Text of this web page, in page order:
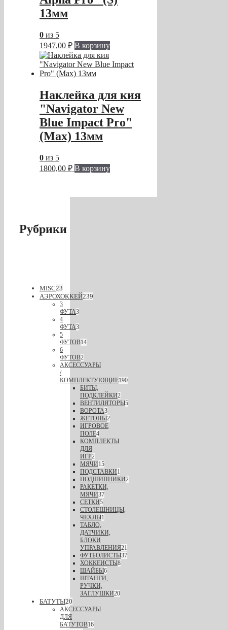
13мм
0 из 5
1947,00 ₽ В корзину
Наклейка для кия
"Navigator New
Blue Impact Pro"
(Max) 13мм
0 из 5
1800,00 ₽ В корзину
Рубрики
MISC23
АЭРОХОККЕЙ239
3
ФУТА3
4
ФУТА3
5
ФУТОВ14
6
ФУТОВ2
АКСЕССУАРЫ
/
КОМПЛЕКТУЮЩИЕ190
БИТЫ,
ПОДКЛЕЙКИ2
ВЕНТИЛЯТОРЫ5
ВОРОТА3
ЖЕТОНЫ2
ИГРОВОЕ
ПОЛЕ4
КОМПЛЕКТЫ
ДЛЯ
ИГР2
МЯЧИ15
ПОДСТАВКИ1
ПОДШИПНИКИ2
РАКЕТКИ,
МЯЧИ37
СЕТКИ5
СТОЛЕШНИЦЫ,
ЧЕХЛЫ1
ТАБЛО,
ДАТЧИКИ,
БЛОКИ
УПРАВЛЕНИЯ21
ФУТБОЛИСТЫ37
ХОККЕИСТЫ8
ШАЙБЫ6
ШТАНГИ,
РУЧКИ,
ЗАГЛУШКИ20
БАТУТЫ20
АКСЕССУАРЫ
ДЛЯ
БАТУТОВ16